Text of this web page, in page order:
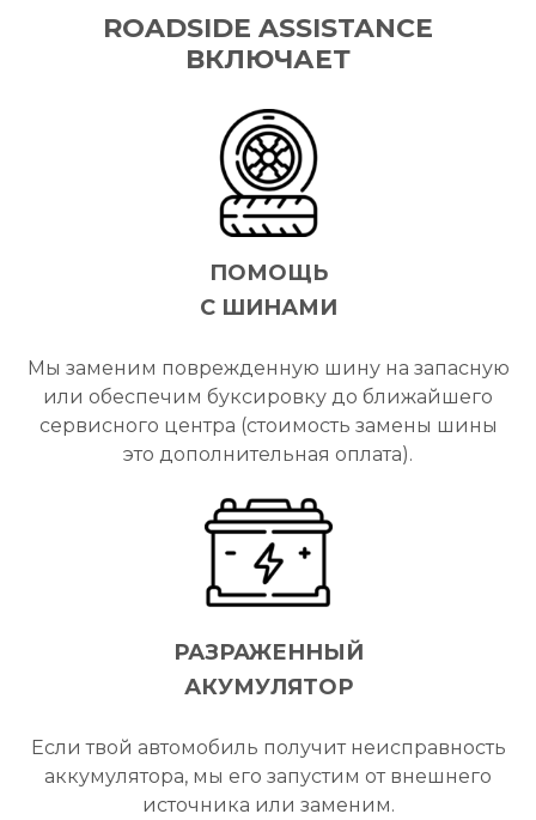
ROADSIDE ASSISTANCE
ВКЛЮЧАЕТ
ПОМОЩЬ
С ШИНАМИ
Мы заменим поврежденную шину на запасную
или обеспечим буксировку до ближайшего
сервисного центра (стоимость замены шины
это дополнительная оплата).
РАЗРАЖЕННЫЙ
АКУМУЛЯТОР
Если твой автомобиль получит неисправность
аккумулятора, мы его запустим от внешнего
источника или заменим.